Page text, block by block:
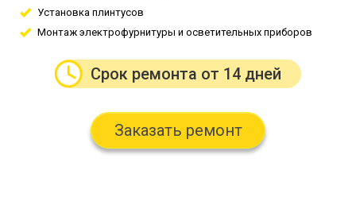
Установка плинтусов
Монтаж электрофурнитуры и осветительных приборов
Срок ремонта от 14 дней
Заказать ремонт